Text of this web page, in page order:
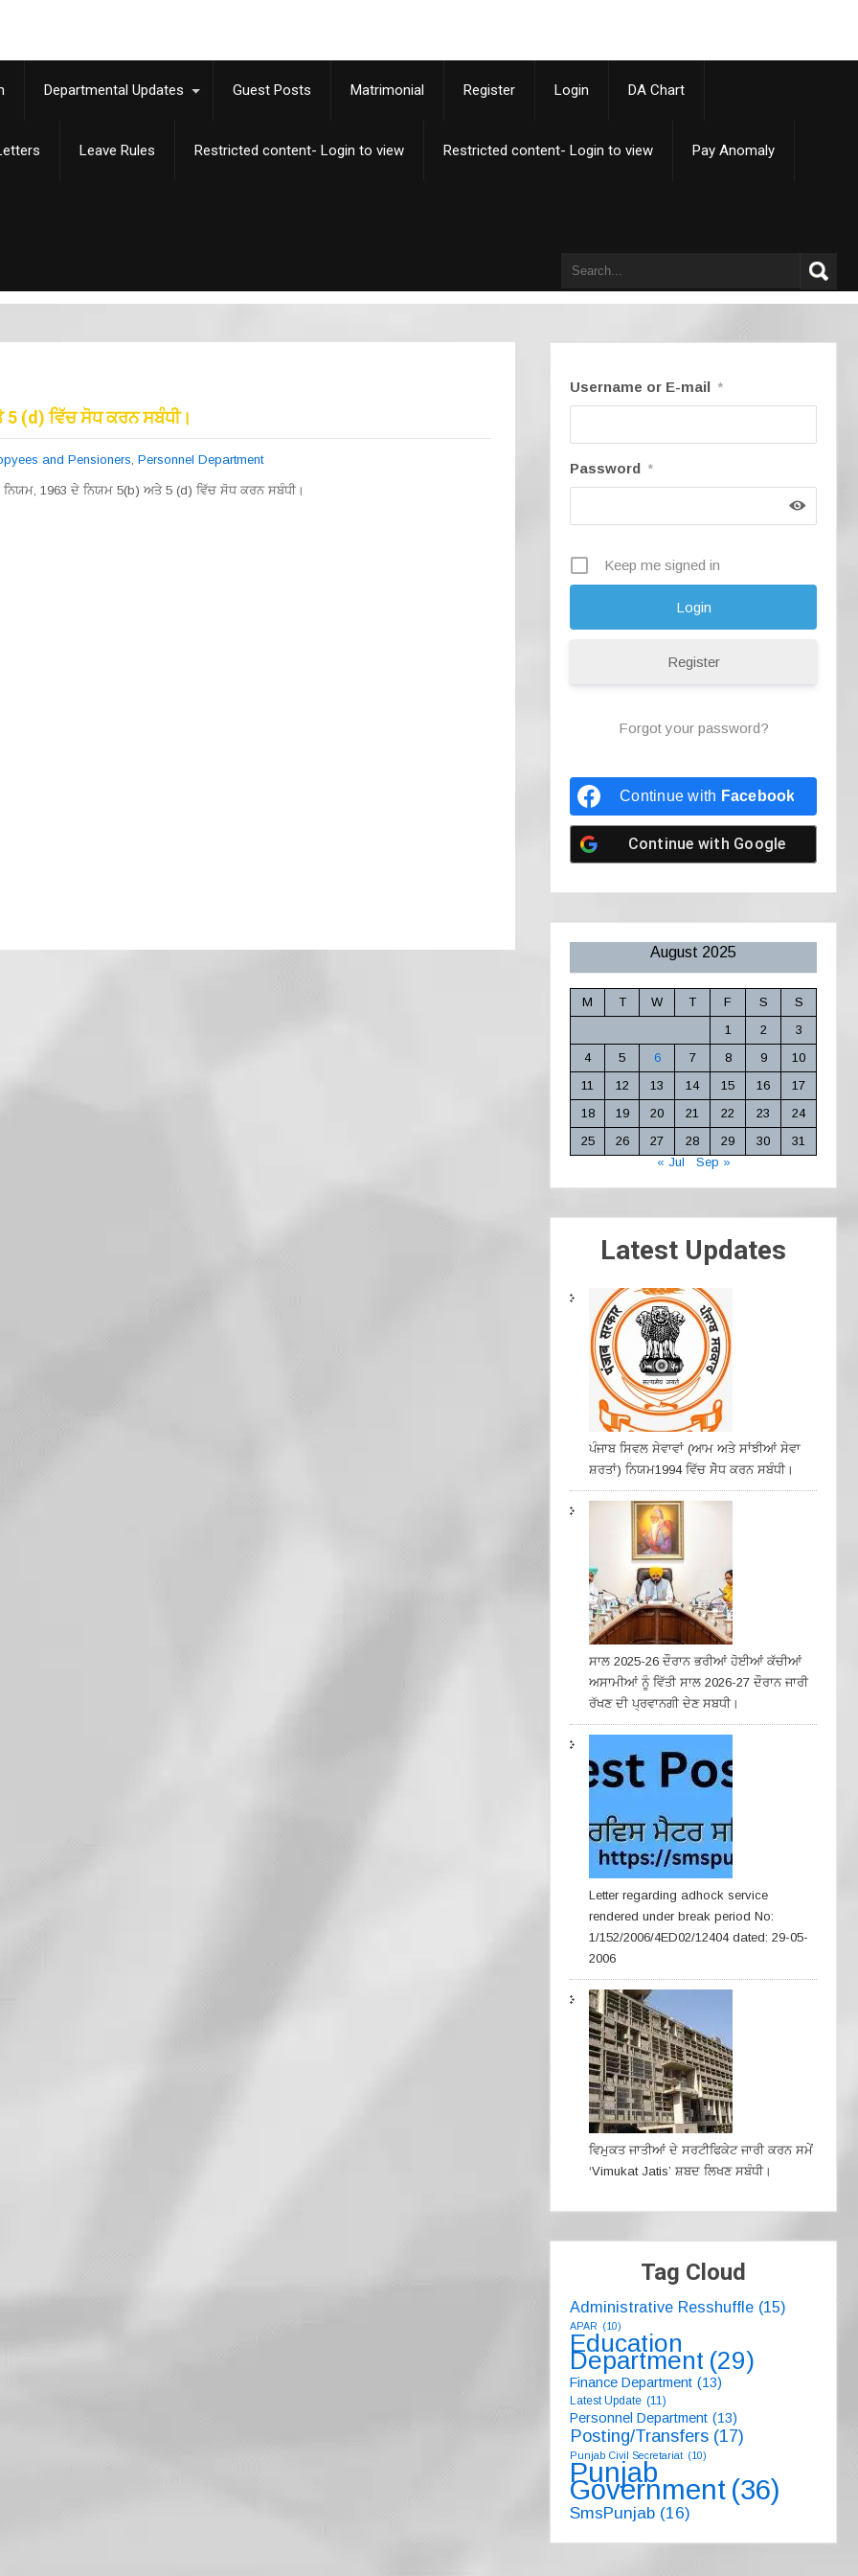
Departmental Updates Guest Posts Matrimonial Register Login DA Chart
Leave Rules Restricted content- Login to view Restricted content- Login to view Pay Anomaly
(d) ਵਿੱਚ ਸੋਧ ਕਰਨ ਸਬੰਧੀ।
and Pensioners, Personnel Department
ਨਿਯਮ, 1963 ਦੇ ਨਿਯਮ 5(b) ਅਤੇ 5 (d) ਵਿੱਚ ਸੋਧ ਕਰਨ ਸਬੰਧੀ।
Username or E-mail *
Password *
Keep me signed in
Register
Forgot your password?
Continue with Facebook
Continue with Google
August 2025
M T W T F S
S
1
2
3
4
5 6 7 8 9
10
11
12 13 14 15 16
17
18
19 20 21 22 23
24
25
26 27 28 29 30
31
« Jul
Sep »
Latest Updates
ਪੰਜਾਬ ਸਿਵਲ ਸੇਵਾਵਾਂ (ਆਮ ਅਤੇ ਸਾਂਝੀਆਂ ਸੇਵਾ
ਸ਼ਰਤਾਂ) ਨਿਯਮ1994 ਵਿੱਚ ਸੇੋਧ ਕਰਨ ਸਬੰਧੀ।
ਸਾਲ 2025-26 ਦੌਰਾਨ ਭਰੀਆਂ ਹੋਈਆਂ ਕੱਚੀਆਂ
ਅਸਾਮੀਆਂ ਨੂੰ ਵਿੱਤੀ ਸਾਲ 2026-27 ਦੌਰਾਨ ਜਾਰੀ
ਰੱਖਣ ਦੀ ਪ੍ਰਵਾਨਗੀ ਦੇਣ ਸਬਧੀ।
Letter regarding adhock service
rendered under break period No:
1/152/2006/4ED02/12404 dated: 29-05-
2006
ਵਿਮੁਕਤ ਜਾਤੀਆਂ ਦੇ ਸਰਟੀਫਿਕੇਟ ਜਾਰੀ ਕਰਨ ਸਮੇਂ
‘Vimukat Jatis’ ਸ਼ਬਦ ਲਿਖਣ ਸਬੰਧੀ।
Tag Cloud
Administrative Resshuffle (15)
APAR (10)
Education
Department (29)
Finance Department (13)
Latest Update (11)
Personnel Department (13)
Posting/Transfers (17)
Punjab Civil Secretariat (10)
Punjab
Government (36)
SmsPunjab (16)